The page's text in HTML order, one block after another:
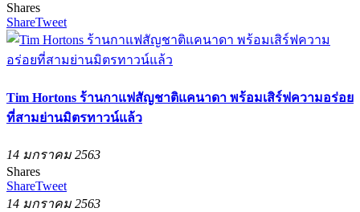
Shares
ShareTweet
Tim Hortons ร้านกาแฟสัญชาติแคนาดา พร้อมเสิร์ฟความอร่อย
ที่สามย่านมิตรทาวน์แล้ว
14 มกราคม 2563
Shares
ShareTweet
14 มกราคม 2563